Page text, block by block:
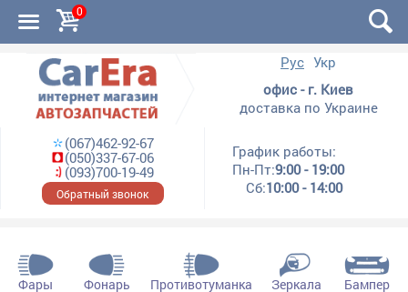
0
Рус Укр
офис - г. Киев
доставка по Украине
(067)462-92-67
(050)337-67-06
(093)700-19-49
Обратный звонок
График работы:
Пн-Пт:9:00 - 19:00
Сб:10:00 - 14:00
Фары Фонарь Противотуманка Зеркала Бампер